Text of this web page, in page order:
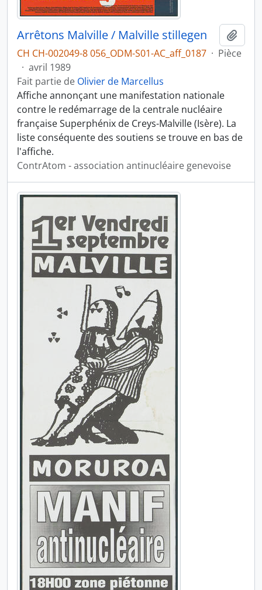
Arrêtons Malville / Malville stillegen
CH CH-002049-8 056_ODM-S01-AC_aff_0187 · Pièce
· avril 1989
Fait partie de Olivier de Marcellus
Affiche annonçant une manifestation nationale
contre le redémarrage de la centrale nucléaire
française Superphénix de Creys-Malville (Isère). La
liste conséquente des soutiens se trouve en bas de
l'affiche.
ContrAtom - association antinucléaire genevoise